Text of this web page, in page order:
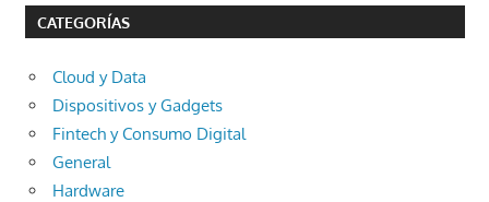
CATEGORÍAS
Cloud y Data
Dispositivos y Gadgets
Fintech y Consumo Digital
General
Hardware